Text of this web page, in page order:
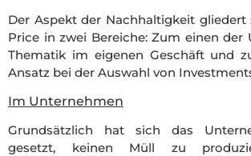
Der Aspekt der Nachhaltigkeit gliedert
Price in zwei Bereiche: Zum einen
Thematik im eigenen Geschäft und
Ansatz bei der Auswahl von
Im Unternehmen
Grundsätzlich hat sich das
gesetzt, keinen Müll zu